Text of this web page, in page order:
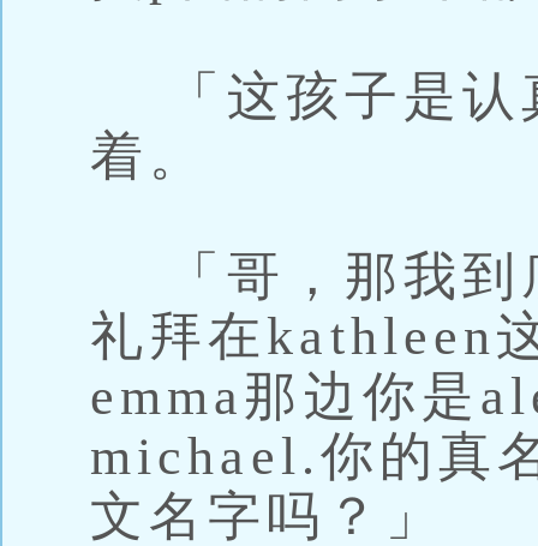
「这孩子是认
着。
「哥，那我到
礼拜在kathleen
emma那边你是
michael.你的真
文名字吗？」